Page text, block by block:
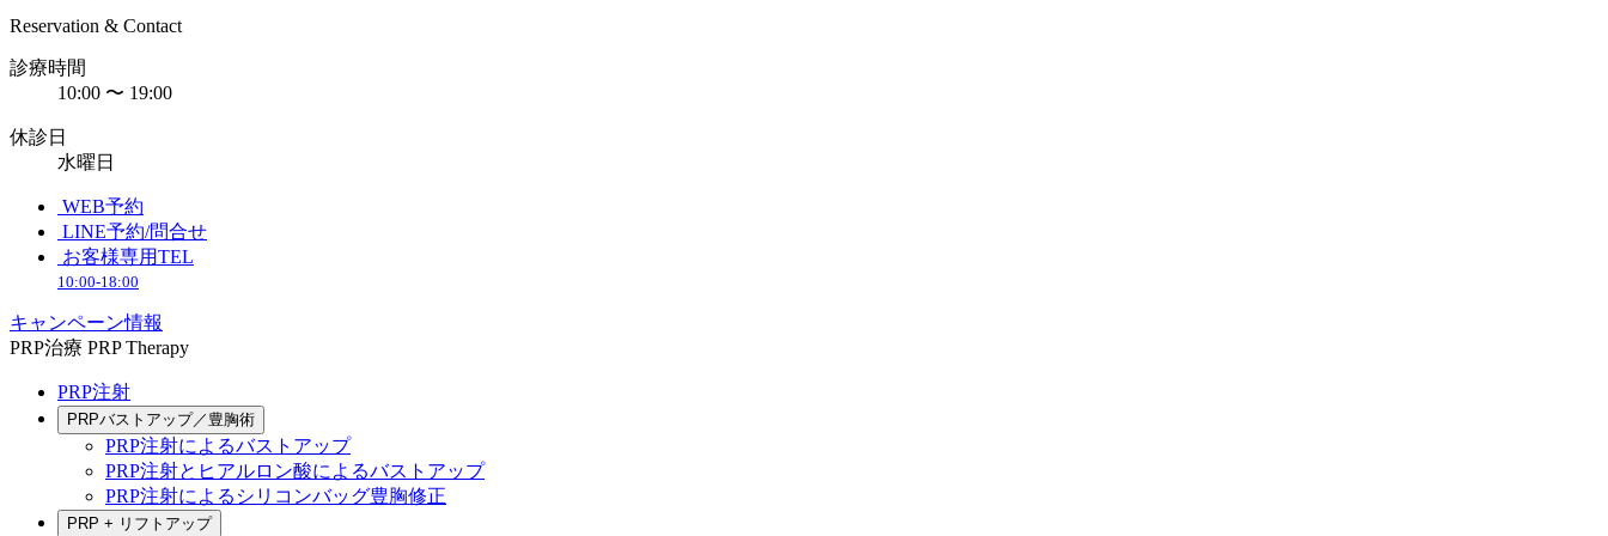
Reservation & Contact
診療時間
10:00 〜 19:00
休診日
水曜日
WEB予約
LINE予約/問合せ
お客様専用TEL
10:00-18:00
キャンペーン情報
PRP治療 PRP Therapy
PRP注射
PRPバストアップ／豊胸術
PRP注射によるバストアップ
PRP注射とヒアルロン酸によるバストアップ
PRP注射によるシリコンバッグ豊胸修正
PRP + リフトアップ